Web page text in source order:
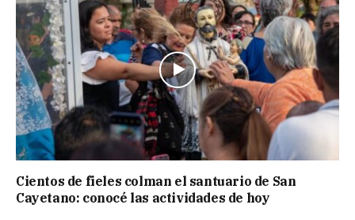
Cientos de fieles colman el santuario de San
Cayetano: conocé las actividades de hoy